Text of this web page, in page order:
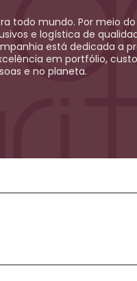
todo mundo. Por meio
e logística de
está dedicada a
em portfólio,
e no planeta.